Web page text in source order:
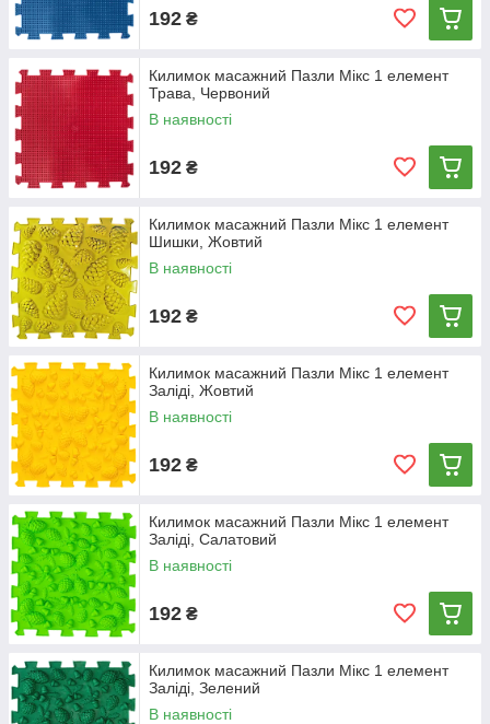
192 ₴
Килимок масажний Пазли Мікс 1 елемент
Трава, Червоний
В наявності
192 ₴
Килимок масажний Пазли Мікс 1 елемент
Шишки, Жовтий
В наявності
192 ₴
Килимок масажний Пазли Мікс 1 елемент
Заліді, Жовтий
В наявності
192 ₴
Килимок масажний Пазли Мікс 1 елемент
Заліді, Салатовий
В наявності
192 ₴
Килимок масажний Пазли Мікс 1 елемент
Заліді, Зелений
В наявності